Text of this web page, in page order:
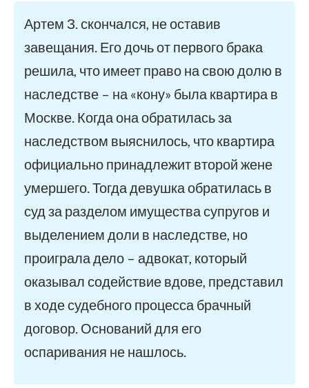
Артем З. скончался, не оставив
завещания. Его дочь от первого брака
решила, что имеет право на свою долю в
наследстве – на «кону» была квартира в
Москве. Когда она обратилась за
наследством выяснилось, что квартира
официально принадлежит второй жене
умершего. Тогда девушка обратилась в
суд за разделом имущества супругов и
выделением доли в наследстве, но
проиграла дело – адвокат, который
оказывал содействие вдове, представил
в ходе судебного процесса брачный
договор. Оснований для его
оспаривания не нашлось.